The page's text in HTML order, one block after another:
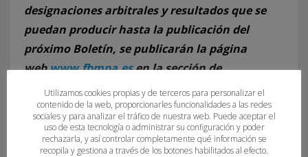
designaciones arbitrales y resultados que se
puedan producir hasta la publicación del
próximo Boletín, se publicarán la página
webwww.fbmpa.esen la sección de
“Competiciones”.
Utilizamos cookies propias y de terceros para personalizar el
contenido de la web, proporcionarles funcionalidades a las redes
sociales y para analizar el tráfico de nuestra web. Puede aceptar el
uso de esta tecnología o administrar su configuración y poder
rechazarla, y así controlar completamente qué información se
recopila y gestiona a través de los botones habilitados al efecto.